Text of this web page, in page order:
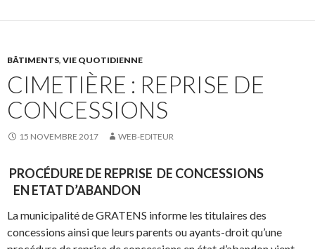
BÂTIMENTS, VIE QUOTIDIENNE
CIMETIÈRE : REPRISE DE
CONCESSIONS
15 NOVEMBRE 2017 WEB-EDITEUR
PROCÉDURE DE REPRISE DE CONCESSIONS
EN ETAT D’ABANDON
La municipalité de GRATENS informe les titulaires des
concessions ainsi que leurs parents ou ayants-droit qu’une